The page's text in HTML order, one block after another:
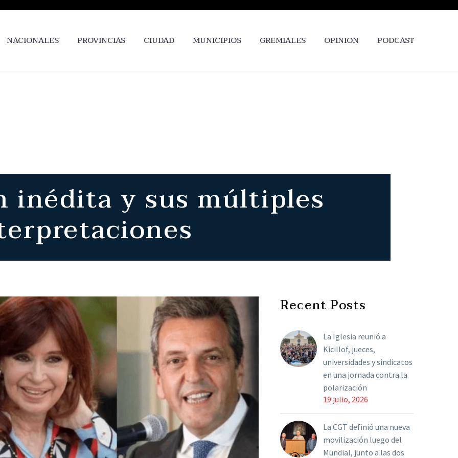
NACIONALES PROVINCIAS CIUDAD MUNICIPIOS GREMIALES OPINION PODCAST
inédita y sus múltiples
Recent Posts
La Iglesia reunió a
Kicillof, jueces,
universidades y sindicatos
en una jornada contra la
polarización
19 julio, 2026
La CGT definió una nueva
movilización luego del
Mundial, junto a las dos